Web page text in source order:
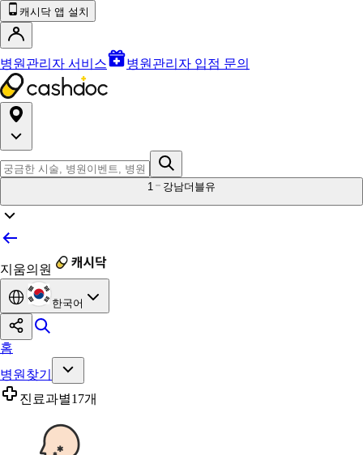
캐시닥 앱 설치
병원관리자 서비스 병원관리자 입점 문의
1 강남더블유
지움의원
한국어
홈
병원찾기
진료과별17개